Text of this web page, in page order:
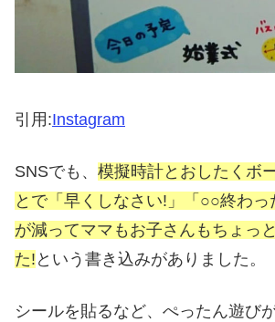
引用:Instagram
SNSでも、 模擬時計とおしたくボ
とで「早くしなさい!」「○○終わ
が減ってママもお子さんもちょっ
た! という書き込みがありました。
シールを貼るなど、ぺったん遊び